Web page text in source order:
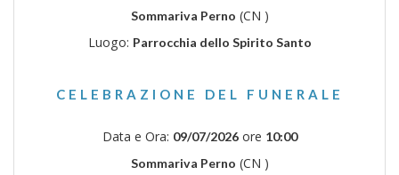
Sommariva Perno (CN )
Luogo: Parrocchia dello Spirito Santo
CELEBRAZIONE DEL FUNERALE
Data e Ora: 09/07/2026ore 10:00
Sommariva Perno (CN )